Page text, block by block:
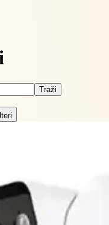
Traži